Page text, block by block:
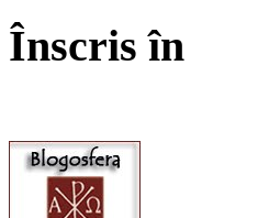
Înscris în